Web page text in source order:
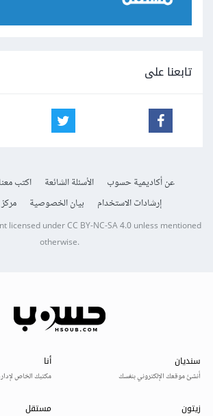
تابعنا على
عن أكاديمية حسوب الأسئلة الشائعة اكتب معنا
إرشادات الاستخدام
بيان الخصوصية
licensed underCC BY-NC-SA 4.0unless mentioned
otherwise.